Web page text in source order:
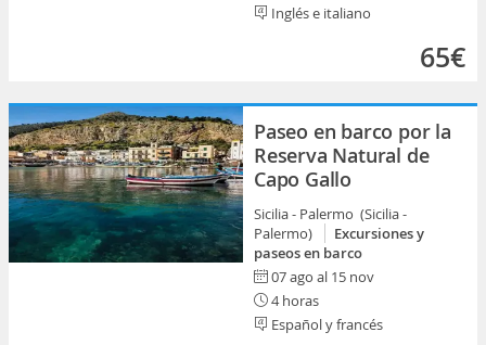
Inglés e italiano
65€
Paseo en barco por la
Reserva Natural de
Capo Gallo
Sicilia - Palermo (Sicilia -
Palermo)
Excursiones y
paseos en barco
07 ago al 15 nov
4 horas
Español y francés